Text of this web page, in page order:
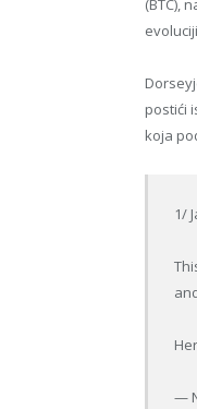
(BTC),
postići
koja
1/
—